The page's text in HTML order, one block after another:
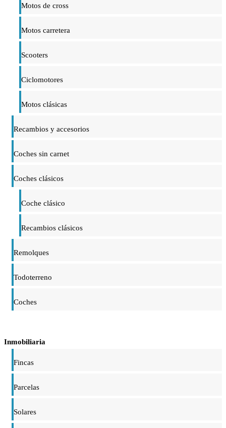
Motos de cross
Motos carretera
Scooters
Ciclomotores
Motos clásicas
Recambios y accesorios
Coches sin carnet
Coches clásicos
Coche clásico
Recambios clásicos
Remolques
Todoterreno
Coches
Inmobiliaria
Fincas
Parcelas
Solares